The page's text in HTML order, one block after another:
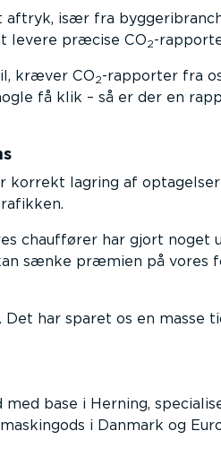
især fra
levere præcise CO2-
kræver CO2-rapporter fra
få klik – så er der en
korrekt lagring af
chauffører har gjort noget
sænke præmien på vores
har sparet os en masse
base i Herning,
i Danmark og